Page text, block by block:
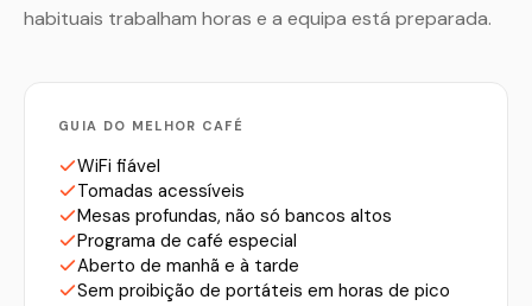
habituais trabalham horas e a equipa está preparada.
GUIA DO MELHOR CAFÉ
WiFi fiável
Tomadas acessíveis
Mesas profundas, não só bancos altos
Programa de café especial
Aberto de manhã e à tarde
Sem proibição de portáteis em horas de pico